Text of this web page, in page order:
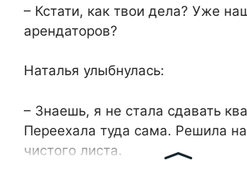
– Кстати, как твои дела? Уже
арендаторов?​
​Наталья улыбнулась:​
​– Знаешь, я не стала сдавать
Переехала туда сама. Решила
чистого листа.​